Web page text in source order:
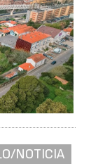
NOTICIA